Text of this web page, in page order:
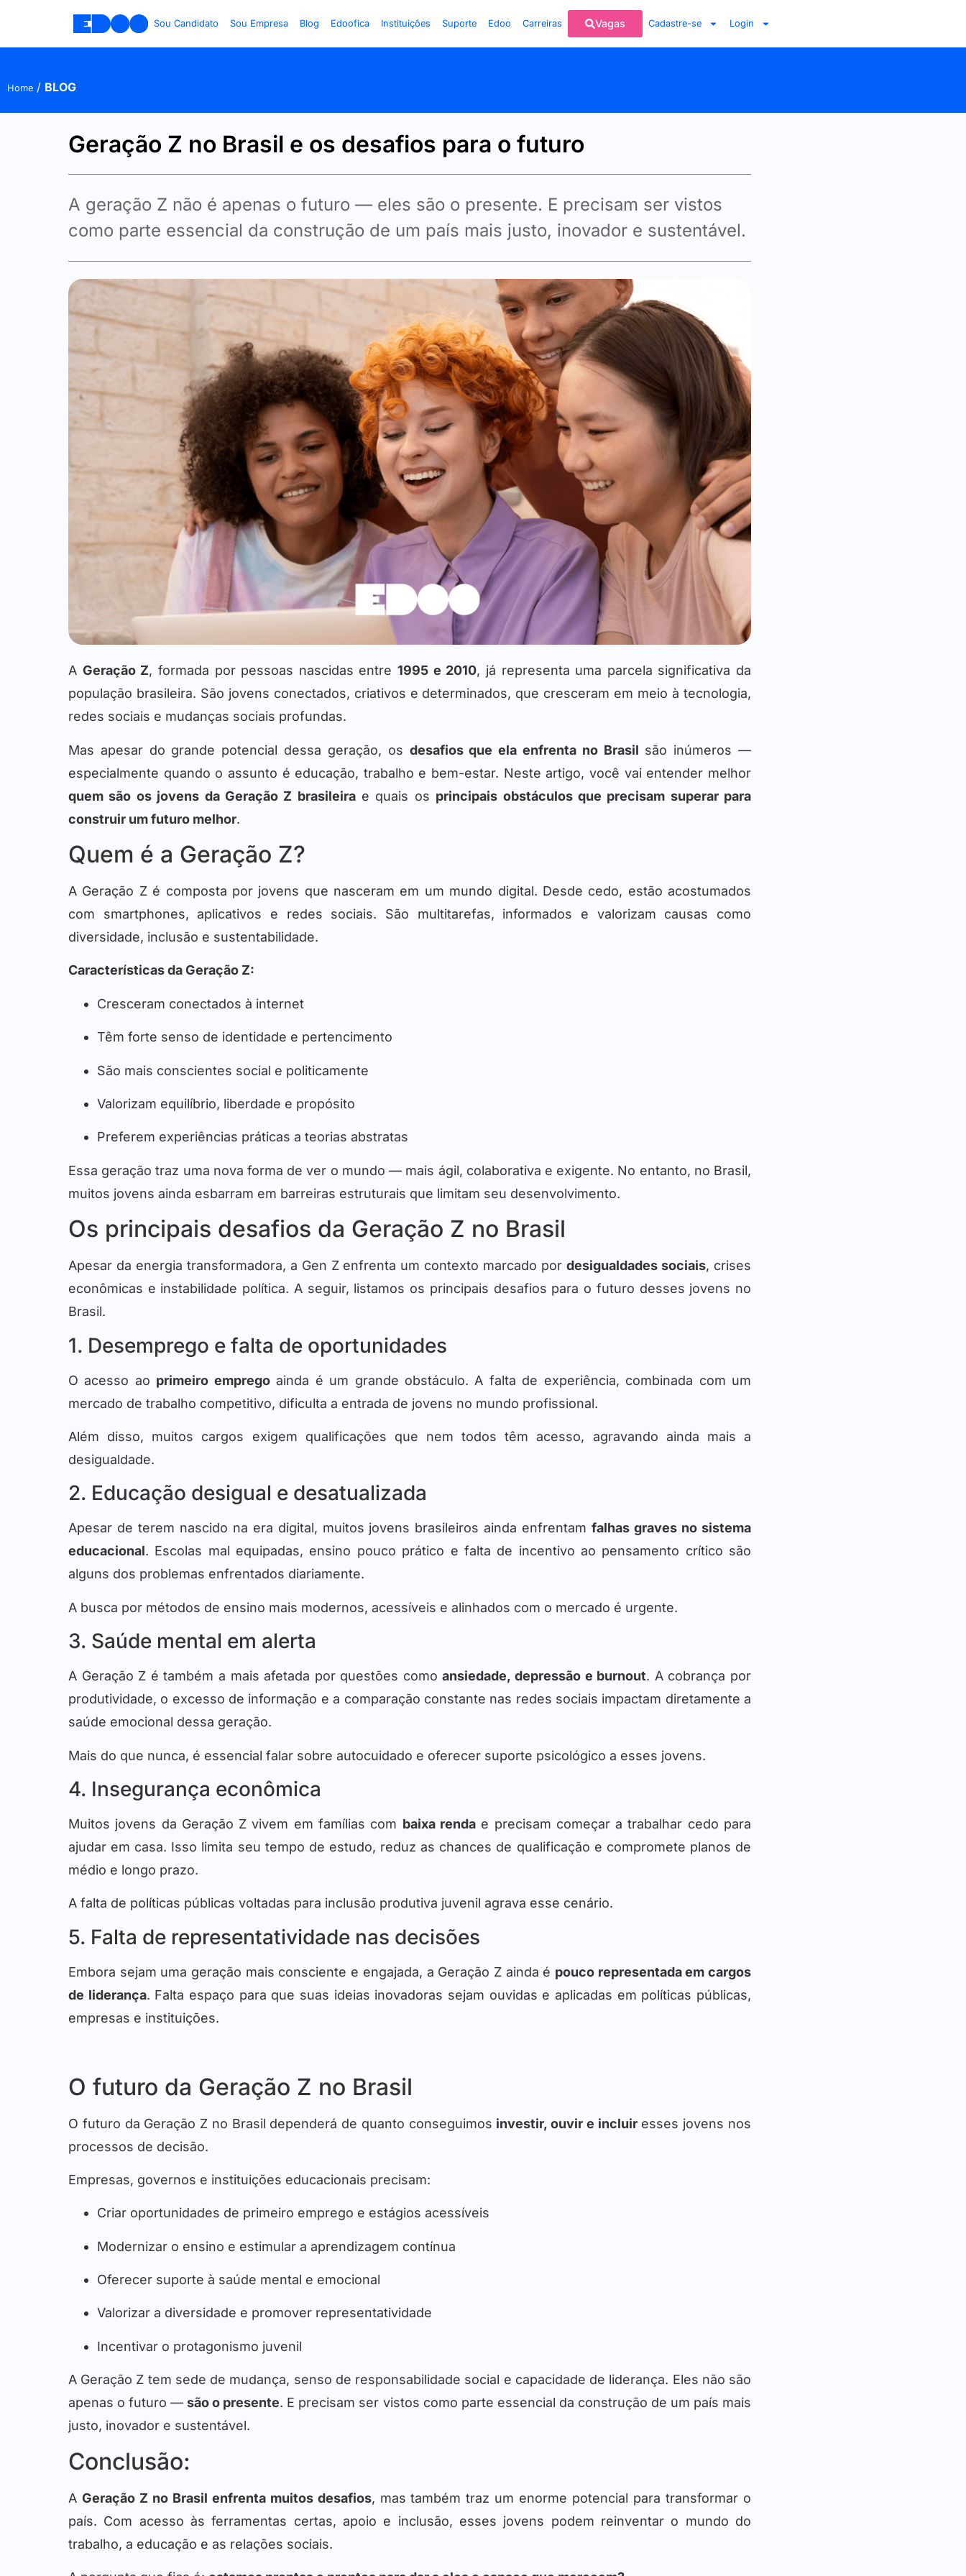
Sou Candidato Sou Empresa Blog Edoofica Instituições Suporte Edoo Carreiras Vagas Cadastre-se Login
Home / BLOG
Geração Z no Brasil e os desafios para o futuro
A geração Z não é apenas o futuro — eles são o presente. E precisam ser vistos
como parte essencial da construção de um país mais justo, inovador e sustentável.
A Geração Z, formada por pessoas nascidas entre 1995 e 2010, já representa uma parcela significativa da
população brasileira. São jovens conectados, criativos e determinados, que cresceram em meio à tecnologia,
redes sociais e mudanças sociais profundas.
Mas apesar do grande potencial dessa geração, os desafios que ela enfrenta no Brasil são inúmeros —
especialmente quando o assunto é educação, trabalho e bem-estar. Neste artigo, você vai entender melhor
quem são os jovens da Geração Z brasileirae quais os principais obstáculos que precisam superar para
construir um futuro melhor.
Quem é a Geração Z?
A Geração Z é composta por jovens que nasceram em um mundo digital. Desde cedo, estão acostumados
com smartphones, aplicativos e redes sociais. São multitarefas, informados e valorizam causas como
diversidade, inclusão e sustentabilidade.
Características da Geração Z:
Cresceram conectados à internet
Têm forte senso de identidade e pertencimento
São mais conscientes social e politicamente
Valorizam equilíbrio, liberdade e propósito
Preferem experiências práticas a teorias abstratas
Essa geração traz uma nova forma de ver o mundo — mais ágil, colaborativa e exigente. No entanto, no Brasil,
muitos jovens ainda esbarram em barreiras estruturais que limitam seu desenvolvimento.
Os principais desafios da Geração Z no Brasil
Apesar da energia transformadora, a Gen Z enfrenta um contexto marcado pordesigualdades sociais, crises
econômicas e instabilidade política. A seguir, listamos os principais desafios para o futuro desses jovens no
Brasil.
1. Desemprego e falta de oportunidades
O acesso ao primeiro empregoainda é um grande obstáculo. A falta de experiência, combinada com um
mercado de trabalho competitivo, dificulta a entrada de jovens no mundo profissional.
Além disso, muitos cargos exigem qualificações que nem todos têm acesso, agravando ainda mais a
desigualdade.
2. Educação desigual e desatualizada
Apesar de terem nascido na era digital, muitos jovens brasileiros ainda enfrentamfalhas graves no sistema
educacional. Escolas mal equipadas, ensino pouco prático e falta de incentivo ao pensamento crítico são
alguns dos problemas enfrentados diariamente.
A busca por métodos de ensino mais modernos, acessíveis e alinhados com o mercado é urgente.
3. Saúde mental em alerta
A Geração Z é também a mais afetada por questões comoansiedade, depressão e burnout. A cobrança por
produtividade, o excesso de informação e a comparação constante nas redes sociais impactam diretamente a
saúde emocional dessa geração.
Mais do que nunca, é essencial falar sobre autocuidado e oferecer suporte psicológico a esses jovens.
4. Insegurança econômica
Muitos jovens da Geração Z vivem em famílias com baixa rendae precisam começar a trabalhar cedo para
ajudar em casa. Isso limita seu tempo de estudo, reduz as chances de qualificação e compromete planos de
médio e longo prazo.
A falta de políticas públicas voltadas para inclusão produtiva juvenil agrava esse cenário.
5. Falta de representatividade nas decisões
Embora sejam uma geração mais consciente e engajada, a Geração Z ainda é pouco representada em cargos
de liderança. Falta espaço para que suas ideias inovadoras sejam ouvidas e aplicadas em políticas públicas,
empresas e instituições.
O futuro da Geração Z no Brasil
O futuro da Geração Z no Brasil dependerá de quanto conseguimos investir, ouvir e incluiresses jovens nos
processos de decisão.
Empresas, governos e instituições educacionais precisam:
Criar oportunidades de primeiro emprego e estágios acessíveis
Modernizar o ensino e estimular a aprendizagem contínua
Oferecer suporte à saúde mental e emocional
Valorizar a diversidade e promover representatividade
Incentivar o protagonismo juvenil
A Geração Z tem sede de mudança, senso de responsabilidade social e capacidade de liderança. Eles não são
apenas o futuro —são o presente. E precisam ser vistos como parte essencial da construção de um país mais
justo, inovador e sustentável.
Conclusão:
A Geração Z no Brasil enfrenta muitos desafios, mas também traz um enorme potencial para transformar o
país. Com acesso às ferramentas certas, apoio e inclusão, esses jovens podem reinventar o mundo do
trabalho, a educação e as relações sociais.